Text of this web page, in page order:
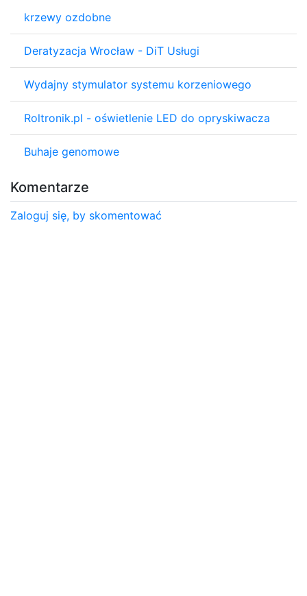
krzewy ozdobne
Deratyzacja Wrocław - DiT Usługi
Wydajny stymulator systemu korzeniowego
Roltronik.pl - oświetlenie LED do opryskiwacza
Buhaje genomowe
Komentarze
Zaloguj się, by skomentować